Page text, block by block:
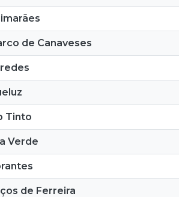
de Canaveses
Tinto
Verde
de Ferreira